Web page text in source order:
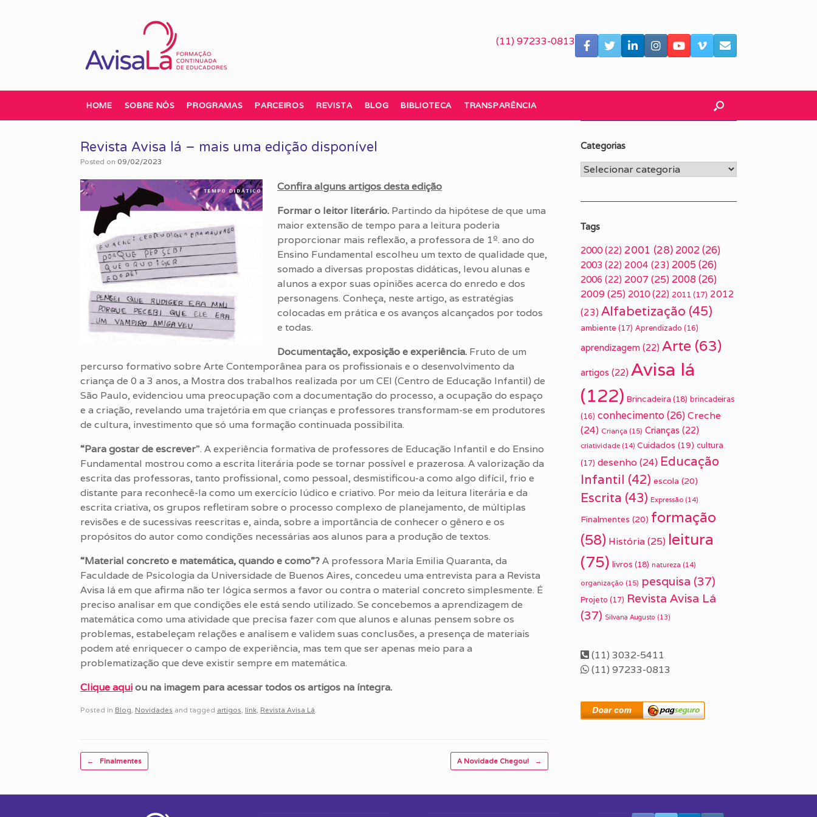
(11) 97233-0813
HOME SOBRE NÓS PROGRAMAS PARCEIROS REVISTA BLOG BIBLIOTECA TRANSPARÊNCIA
Revista Avisa lá – mais uma edição disponível
Posted on 09/02/2023
Confira alguns artigos desta edição
Formar o leitor literário. Partindo da hipótese de que uma
maior extensão de tempo para a leitura poderia
proporcionar mais reflexão, a professora de 1º. ano do
Ensino Fundamental escolheu um texto de qualidade que,
somado a diversas propostas didáticas, levou alunas e
alunos a expor suas opiniões acerca do enredo e dos
personagens. Conheça, neste artigo, as estratégias
colocadas em prática e os avanços alcançados por todos
e todas.
Documentação, exposição e experiência. Fruto de um
percurso formativo sobre Arte Contemporânea para os profissionais e o desenvolvimento da
criança de 0 a 3 anos, a Mostra dos trabalhos realizada por um CEI (Centro de Educação Infantil) de
São Paulo, evidenciou uma preocupação com a documentação do processo, a ocupação do espaço
e a criação, revelando uma trajetória em que crianças e professores transformam-se em produtores
de cultura, investimento que só uma formação continuada possibilita.
“Para gostar de escrever”. A experiência formativa de professores de Educação Infantil e do Ensino
Fundamental mostrou como a escrita literária pode se tornar possível e prazerosa. A valorização da
escrita das professoras, tanto profissional, como pessoal, desmistificou-a como algo difícil, frio e
distante para reconhecê-la como um exercício lúdico e criativo. Por meio da leitura literária e da
escrita criativa, os grupos refletiram sobre o processo complexo de planejamento, de múltiplas
revisões e de sucessivas reescritas e, ainda, sobre a importância de conhecer o gênero e os
propósitos do autor como condições necessárias aos alunos para a produção de textos.
“Material concreto e matemática, quando e como”?A professora María Emilia Quaranta, da
Faculdade de Psicologia da Universidade de Buenos Aires, concedeu uma entrevista para a Revista
Avisa lá em que afirma não ter lógica sermos a favor ou contra o material concreto simplesmente. É
preciso analisar em que condições ele está sendo utilizado. Se concebemos a aprendizagem de
matemática como uma atividade que precisa fazer com que alunos e alunas pensem sobre os
problemas, estabeleçam relações e analisem e validem suas conclusões, a presença de materiais
podem até enriquecer o campo de experiência, mas tem que ser apenas meio para a
problematização que deve existir sempre em matemática.
Clique aquiou na imagem para acessar todos os artigos na íntegra.
Posted in Blog Novidades and tagged artigos link Revista Avisa Lá
Post navigation
← Finalmentes A Novidade Chegou! →
Categorias
Categorias
Tags
2000 (22) 2001 (28) 2002(26)
2003 (22) 2004 (23) 2005 (26)
2006 (22) 2007 (25) 2008(26)
2009(25) 2010 (22) 2011 (17) 2012
(23) Alfabetização (45)
ambiente (17) Aprendizado (16)
aprendizagem (22) Arte (63)
artigos (22) Avisa lá
(122) Brincadeira (18) brincadeiras
(16) conhecimento(26) Creche
(24) Criança (15) Crianças (22)
criatividade (14) Cuidados (19) cultura
(17) desenho (24) Educação
Infantil (42) escola (20)
Escrita (43) Expressão (14)
Finalmentes (20) formação
(58) História(25) leitura
(75) livros (18) natureza (14)
organização (15) pesquisa (37)
Projeto (17) Revista Avisa Lá
(37) Silvana Augusto (13)
(11) 3032-5411
(11) 97233-0813